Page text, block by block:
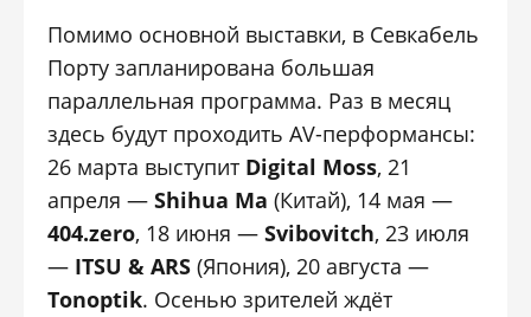
Помимо основной выставки, в Севкабель
Порту запланирована большая
параллельная программа. Раз в месяц
здесь будут проходить AV-перформансы:
26 марта выступит Digital Moss, 21
апреля —Shihua Ma (Китай), 14 мая —
404.zero, 18 июня —Svibovitch, 23 июля
— ITSU & ARS (Япония), 20 августа —
Tonoptik. Осенью зрителей ждёт